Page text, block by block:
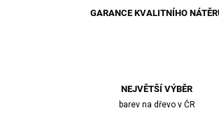
GARANCE KVALITNÍHO
NEJVĚTŠÍ VÝBĚR
barev na dřevo v ČR